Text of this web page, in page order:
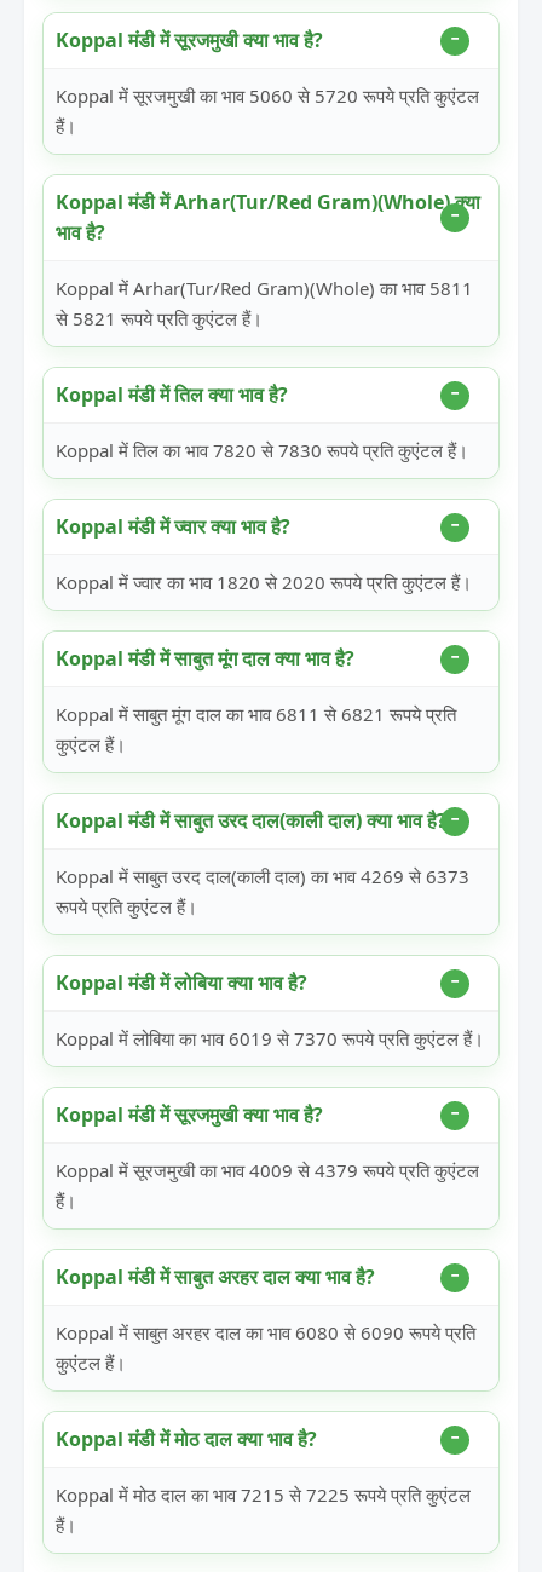
Koppal मंडी में सूरजमुखी क्या भाव है?
Koppal में सूरजमुखी का भाव 5060 से 5720 रूपये प्रति कुएंटल
हैं।
Koppal मंडी में Arhar(Tur/Red Gram)(Whole) क्या
भाव है?
Koppal में Arhar(Tur/Red Gram)(Whole) का भाव 5811
से 5821 रूपये प्रति कुएंटल हैं।
Koppal मंडी में तिल क्या भाव है?
Koppal में तिल का भाव 7820 से 7830 रूपये प्रति कुएंटल हैं।
Koppal मंडी में ज्वार क्या भाव है?
Koppal में ज्वार का भाव 1820 से 2020 रूपये प्रति कुएंटल हैं।
Koppal मंडी में साबुत मूंग दाल क्या भाव है?
Koppal में साबुत मूंग दाल का भाव 6811 से 6821 रूपये प्रति
कुएंटल हैं।
Koppal मंडी में साबुत उरद दाल(काली दाल) क्या भाव है?
Koppal में साबुत उरद दाल(काली दाल) का भाव 4269 से 6373
रूपये प्रति कुएंटल हैं।
Koppal मंडी में लोबिया क्या भाव है?
Koppal में लोबिया का भाव 6019 से 7370 रूपये प्रति कुएंटल हैं।
Koppal मंडी में सूरजमुखी क्या भाव है?
Koppal में सूरजमुखी का भाव 4009 से 4379 रूपये प्रति कुएंटल
हैं।
Koppal मंडी में साबुत अरहर दाल क्या भाव है?
Koppal में साबुत अरहर दाल का भाव 6080 से 6090 रूपये प्रति
कुएंटल हैं।
Koppal मंडी में मोठ दाल क्या भाव है?
Koppal में मोठ दाल का भाव 7215 से 7225 रूपये प्रति कुएंटल
हैं।